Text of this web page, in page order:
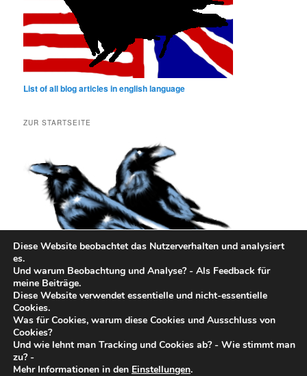
List of all blog articles in english language
ZUR STARTSEITE
Datenschutz Stolz präsentiert von WordPress
Diese Website beobachtet das Nutzerverhalten und analysiert
es.
Und warum Beobachtung und Analyse? - Als Feedback für
meine Beiträge.
Diese Website verwendet essentielle und nicht-essentielle
Cookies.
Was für Cookies, warum diese Cookies und Ausschluss von
Cookies?
Und wie lehnt man Tracking und Cookies ab? - Wie stimmt man
zu? -
Mehr Informationen in den Einstellungen.